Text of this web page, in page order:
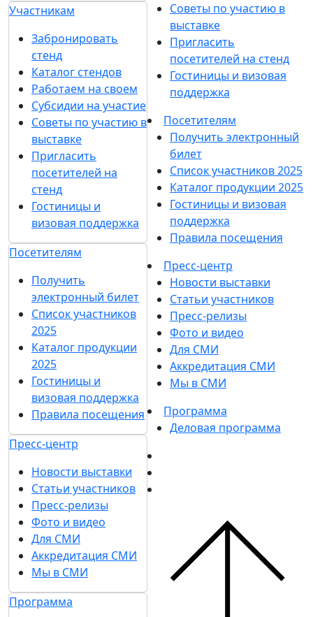
Участникам
Забронировать
стенд
Каталог стендов
Работаем на своем
Субсидии на участие
Советы по участию в
выставке
Пригласить
посетителей на
стенд
Гостиницы и
визовая поддержка
Посетителям
Получить
электронный билет
Список участников
2025
Каталог продукции
2025
Гостиницы и
визовая поддержка
Правила посещения
Пресс-центр
Новости выставки
Статьи участников
Пресс-релизы
Фото и видео
Для СМИ
Аккредитация СМИ
Мы в СМИ
Программа
Советы по участию в
выставке
Пригласить
посетителей на стенд
Гостиницы и визовая
поддержка
Посетителям
Получить электронный
билет
Список участников 2025
Каталог продукции 2025
Гостиницы и визовая
поддержка
Правила посещения
Пресс-центр
Новости выставки
Статьи участников
Пресс-релизы
Фото и видео
Для СМИ
Аккредитация СМИ
Мы в СМИ
Программа
Деловая программа